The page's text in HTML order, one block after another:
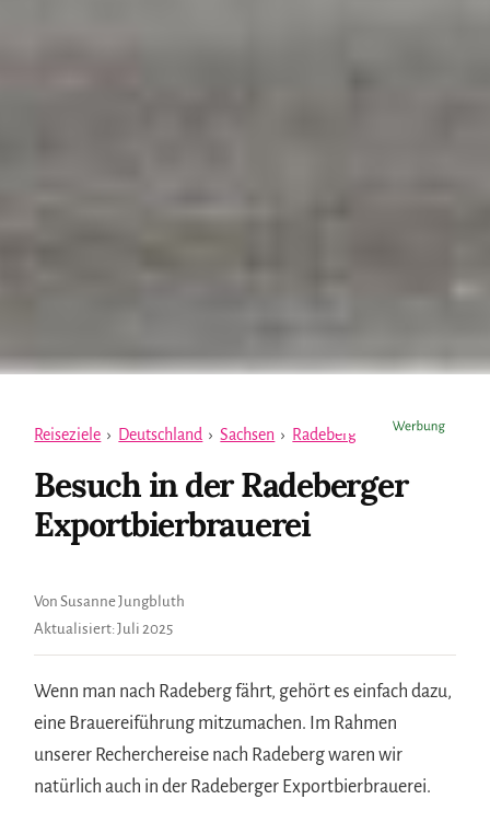
Reiseziele › Deutschland › Sachsen › Radeberg
Besuch in der Radeberger
Exportbierbrauerei
Von Susanne Jungbluth
Aktualisiert:Juli 2025
Wenn man nach Radeberg fährt, gehört es einfach dazu,
eine Brauereiführung mitzumachen. Im Rahmen
unserer Recherchereise nach Radeberg waren wir
natürlich auch in der Radeberger Exportbierbrauerei.